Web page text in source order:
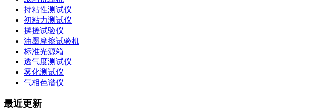
持粘性测试仪
初粘力测试仪
揉搓试验仪
油墨摩擦试验机
标准光源箱
透气度测试仪
雾化测试仪
气相色谱仪
最近更新